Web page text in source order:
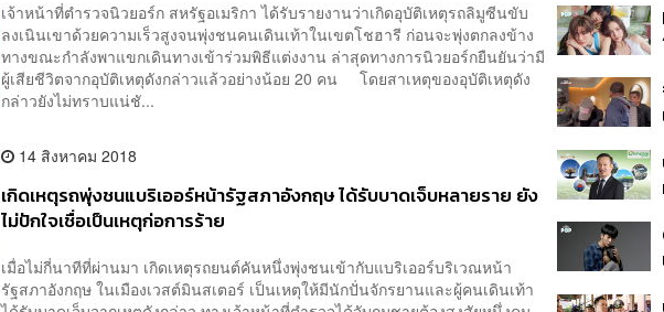
เจ้าหน้าที่ตำรวจนิวยอร์ก สหรัฐอเมริกา ได้รับรายงานว่าเกิดอุบัติเหตุรถลิมูซีนขับ
ลงเนินเขาด้วยความเร็วสูงจนพุ่งชนคนเดินเท้าในเขตโชฮารี ก่อนจะพุ่งตกลงข้าง
ทางขณะกำลังพาแขกเดินทางเข้าร่วมพิธีแต่งงาน ล่าสุดทางการนิวยอร์กยืนยันว่ามี
ผู้เสียชีวิตจากอุบัติเหตุดังกล่าวแล้วอย่างน้อย 20 คน โดยสาเหตุของอุบัติเหตุดัง
กล่าวยังไม่ทราบแน่ชั...
14 สิงหาคม 2018
เกิดเหตุรถพุ่งชนแบริเออร์หน้ารัฐสภาอังกฤษ ได้รับบาดเจ็บหลายราย ยัง
ไม่ปักใจเชื่อเป็นเหตุก่อการร้าย
เมื่อไม่กี่นาทีที่ผ่านมา เกิดเหตุรถยนต์คันหนึ่งพุ่งชนเข้ากับแบริเออร์บริเวณหน้า
รัฐสภาอังกฤษ ในเมืองเวสต์มินสเตอร์ เป็นเหตุให้มีนักปั่นจักรยานและผู้คนเดินเท้า